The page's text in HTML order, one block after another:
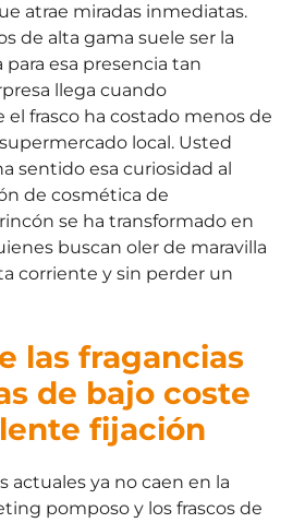
atrae miradas inmediatas.
de alta gama suele ser la
esa presencia tan
llega cuando
frasco ha costado menos de
local. Usted
sentido esa curiosidad al
de cosmética de
se ha transformado en
buscan oler de maravilla
corriente y sin perder un
las fragancias
de bajo coste
fijación
actuales ya no caen en la
pomposo y los frascos de